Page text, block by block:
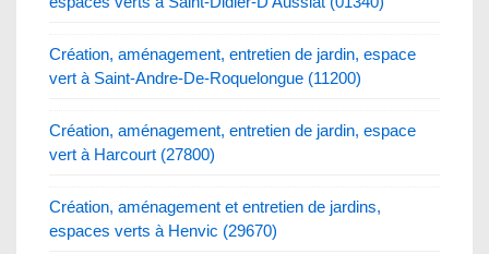
Création, aménagement, entretien de jardin, espace
vert à Saint-Andre-De-Roquelongue (11200)
Création, aménagement, entretien de jardin, espace
vert à Harcourt (27800)
Création, aménagement et entretien de jardins,
espaces verts à Henvic (29670)